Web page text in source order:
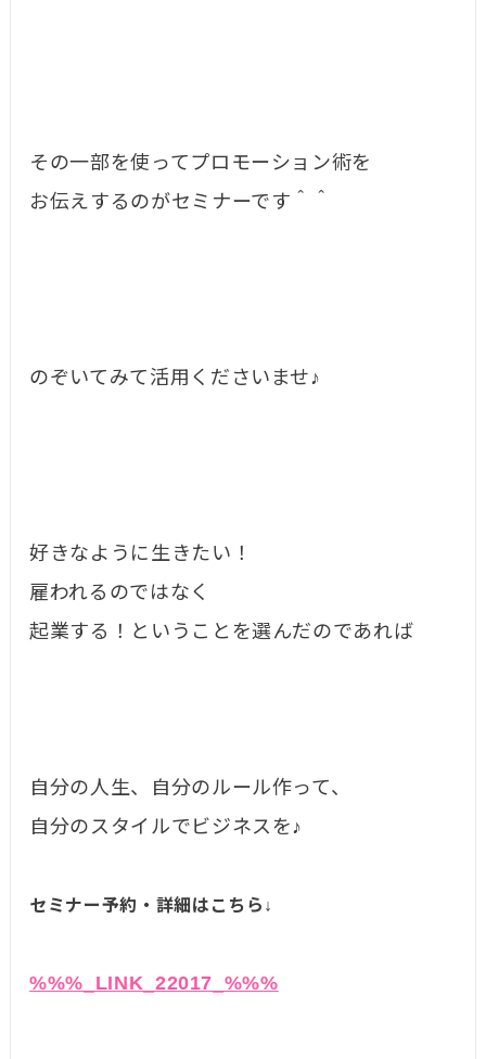
その一部を使ってプロモーション術を
お伝えするのがセミナーです＾＾
のぞいてみて活用くださいませ♪
好きなように生きたい！
雇われるのではなく
起業する！ということを選んだのであれば
自分の人生、自分のルール作って、
自分のスタイルでビジネスを♪
セミナー予約・詳細はこちら↓
%%%_LINK_22017_%%%